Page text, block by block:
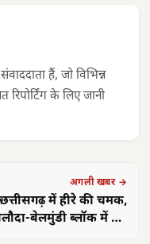
हैं, जो विभिन्न
के लिए जानी
अगली खबर →
छत्तीसगढ़ में हीरे की चमक,
बेलमुंडी ब्लॉक में बड़े